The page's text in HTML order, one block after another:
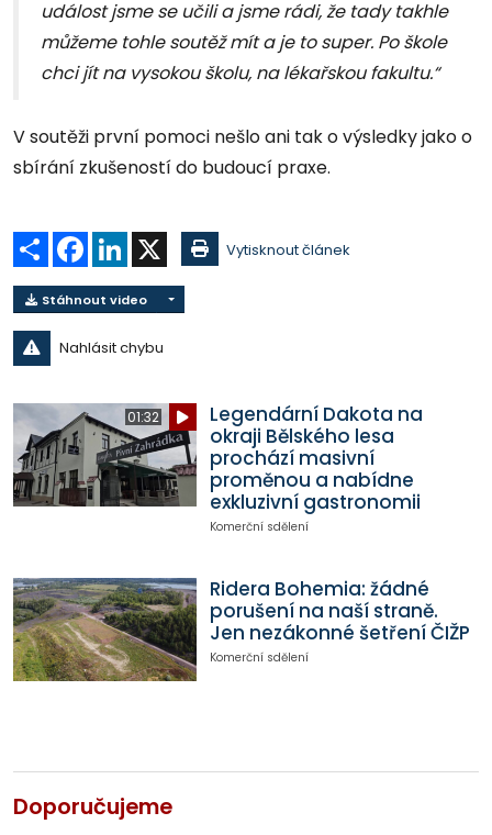
událost jsme se učili a jsme rádi, že tady takhle
můžeme tohle soutěž mít a je to super. Po škole
chci jít na vysokou školu, na lékařskou fakultu.“
V soutěži první pomoci nešlo ani tak o výsledky jako o
sbírání zkušeností do budoucí praxe.
Sdílet Facebook
LinkedIn Vytisknout článek
Stáhnout video
Nahlásit chybu
01:32
Legendární Dakota na
okraji Bělského lesa
prochází masivní
proměnou a nabídne
exkluzivní gastronomii
Komerční sdělení
Ridera Bohemia: žádné
porušení na naší straně.
Jen nezákonné šetření ČIŽP
Komerční sdělení
Doporučujeme